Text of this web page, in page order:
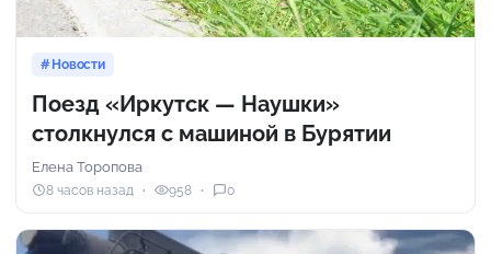
Новости
Поезд «Иркутск — Наушки»
столкнулся с машиной в Бурятии
Елена Торопова
8 часов назад 958 0